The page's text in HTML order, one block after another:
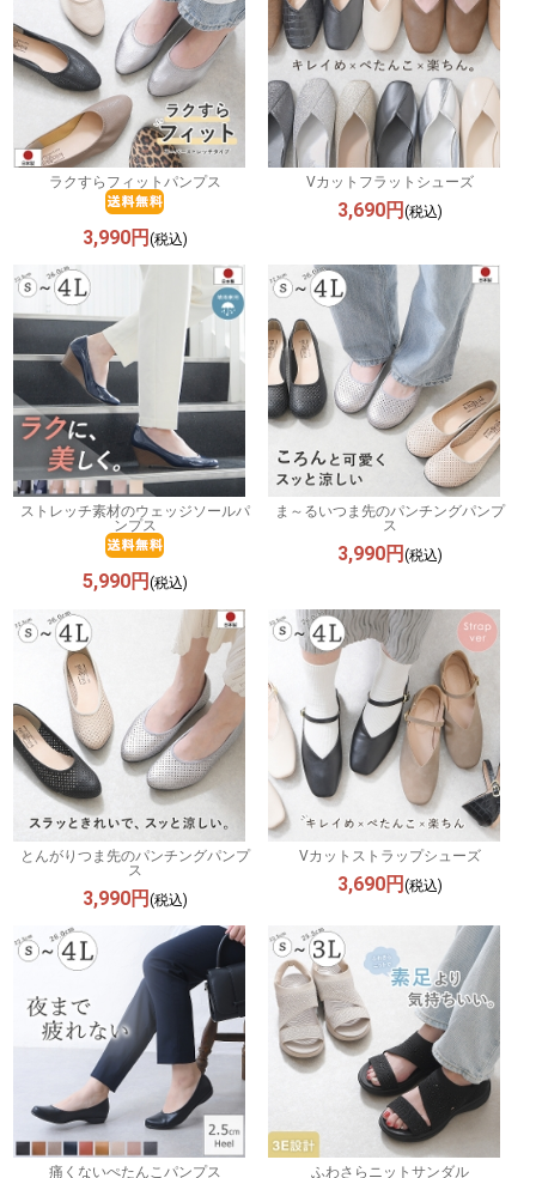
ラクすらフィットパンプス
3,990円(税込)
Vカットフラットシューズ
3,690円 (税込)
ストレッチ素材のウェッジソールパ
ンプス
5,990円(税込)
ま～るいつま先のパンチングパンプ
ス
3,990円 (税込)
とんがりつま先のパンチングパンプ
ス
3,990円(税込)
Vカットストラップシューズ
3,690円 (税込)
痛くないぺたんこパンプス ふわさらニットサンダル